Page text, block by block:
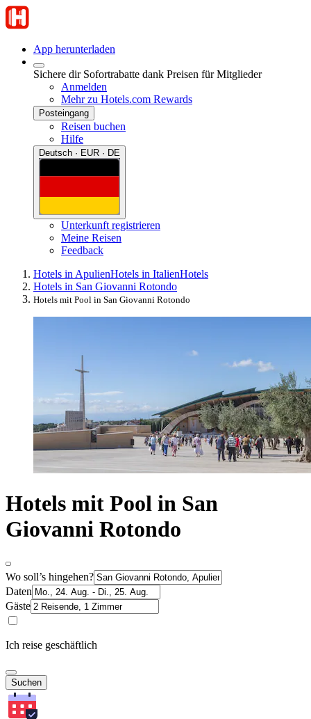
App herunterladen
Sichere dir Sofortrabatte dank Preisen für Mitglieder
Anmelden
Mehr zu Hotels.com Rewards
Posteingang
Reisen buchen
Hilfe
Deutsch · EUR · DE
Unterkunft registrieren
Meine Reisen
Feedback
Hotels in ApulienHotels in ItalienHotels
Hotels in San Giovanni Rotondo
Hotels mit Pool in San Giovanni Rotondo
Hotels mit Pool in San
Giovanni Rotondo
Wo soll’s hingehen?
Daten
Gäste
Ich reise geschäftlich
Suchen